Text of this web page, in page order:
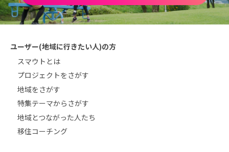
ユーザー(地域に行きたい人)の方
スマウトとは
プロジェクトをさがす
地域をさがす
特集テーマからさがす
地域とつながった人たち
移住コーチング